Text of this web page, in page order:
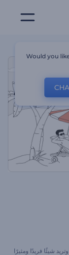
شيئًا فريدًا ومثيرًا
Would you